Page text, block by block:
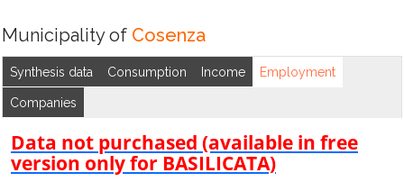
Cariati
Carolei
Carpanzano
Casali del Manco
Cassano all'Ionio
Castiglione
Mandatoriccio
Mangone
Marano
Principato
Marzi
Argentano
San Nicola Arcella
San Pietro in
Municipality of Cosenza
Synthesis data Consumption Income Employment
Companies
Data not purchased (available in free
version only for BASILICATA)